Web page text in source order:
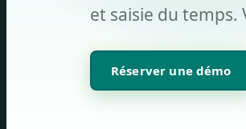
et saisie du temps.
Réserver une démo